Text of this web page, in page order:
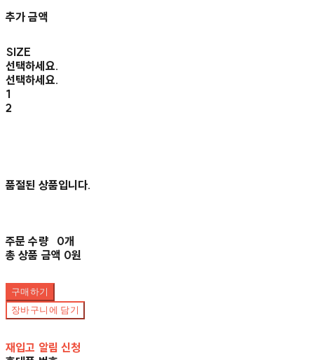
추가 금액
SIZE
선택하세요.
선택하세요.
1
2
품절된 상품입니다.
주문 수량
0개
총 상품 금액 0원
구매하기
장바구니에 담기
재입고 알림 신청